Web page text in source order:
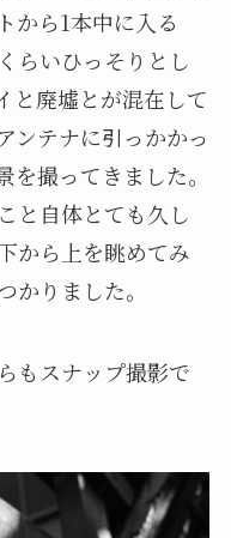
から1本中に入る
らいひっそりとし
と廃墟とが混在して
ンテナに引っかかっ
撮ってきました。
と自体とても久し
から上を眺めてみ
かりました。
もスナップ撮影で